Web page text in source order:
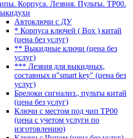
Корпуса. Лезвия. Пульты. TP00.
Автоключи с ДУ
* Корпуса ключей ( Box ) китай
(цена без услуг)
** Выкидные ключи (цена без
услуг)
*** Лезвия для выкидных,
составных и"smart key" (цена без
услуг)
Брелоки сигнализ., пульты китай
(цена без услуг)
Ключи с местом под чип TP00
(цена с учетом услуги по
изготовлению)